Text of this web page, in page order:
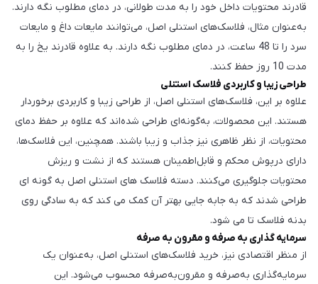
قادرند محتویات داخل خود را به مدت طولانی، در دمای مطلوب نگه دارند.
به‌عنوان مثال، فلاسک‌های استنلی اصل، می‌توانند مایعات داغ و مایعات
سرد را تا 48 ساعت، در دمای مطلوب نگه دارند. به علاوه قادرند یخ را به
مدت 10 روز حفظ کنند.
طراحی زیبا و کاربردی فلاسک استنلی
علاوه بر این، فلاسک‌های استنلی اصل، از طراحی زیبا و کاربردی برخوردار
هستند. این محصولات، به‌گونه‌ای طراحی شده‌اند که علاوه بر حفظ دمای
محتویات، از نظر ظاهری نیز جذاب و زیبا باشند. همچنین، این فلاسک‌ها،
دارای درپوش محکم و قابل‌اطمینان هستند که از نشت و ریزش
محتویات جلوگیری می‌کنند. دسته فلاسک های استنلی اصل به گونه ای
طراحی شدند که به جابه جایی بهتر آن کمک می کند که به سادگی روی
بدنه فلاسک تا می شود.
سرمایه گذاری به صرفه و مقرون به صرفه
از منظر اقتصادی نیز، خرید فلاسک‌های استنلی اصل، به‌عنوان یک
سرمایه‌گذاری به‌صرفه و مقرون‌به‌صرفه محسوب می‌شود. این